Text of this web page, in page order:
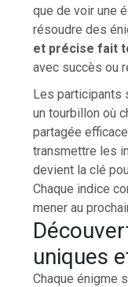
que de voir une
résoudre des
et précise fait
avec succès ou
Les participants
un tourbillon où
partagée
transmettre les
devient la clé
Chaque indice
mener au
uniques
Chaque énigme